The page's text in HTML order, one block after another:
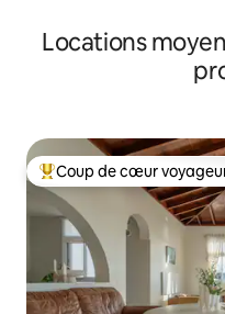
Locations
Coups de cœur
Coup de cœur